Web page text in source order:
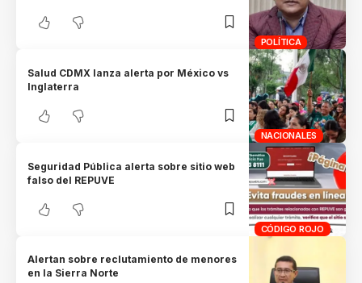
POLÍTICA
NACIONALES
Salud CDMX lanza alerta por México vs
Inglaterra
CÓDIGO ROJO
Seguridad Pública alerta sobre sitio web
falso del REPUVE
Alertan sobre reclutamiento de menores
en la Sierra Norte